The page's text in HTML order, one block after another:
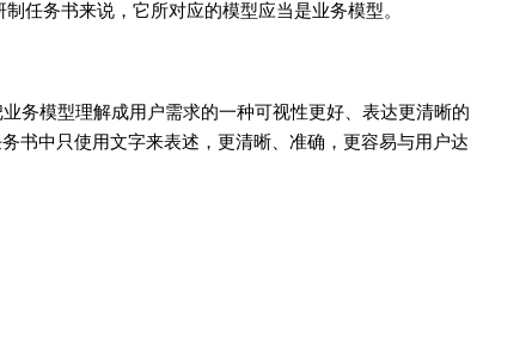
任务书来说，它所对应的模型应当是业务模型。
务模型理解成用户需求的一种可视性更好、表达更清晰的
书中只使用文字来表述，更清晰、准确，更容易与用户达